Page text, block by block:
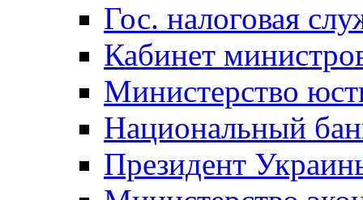
Гос. налоговая
Кабинет
Министерство
Национальный
Президент